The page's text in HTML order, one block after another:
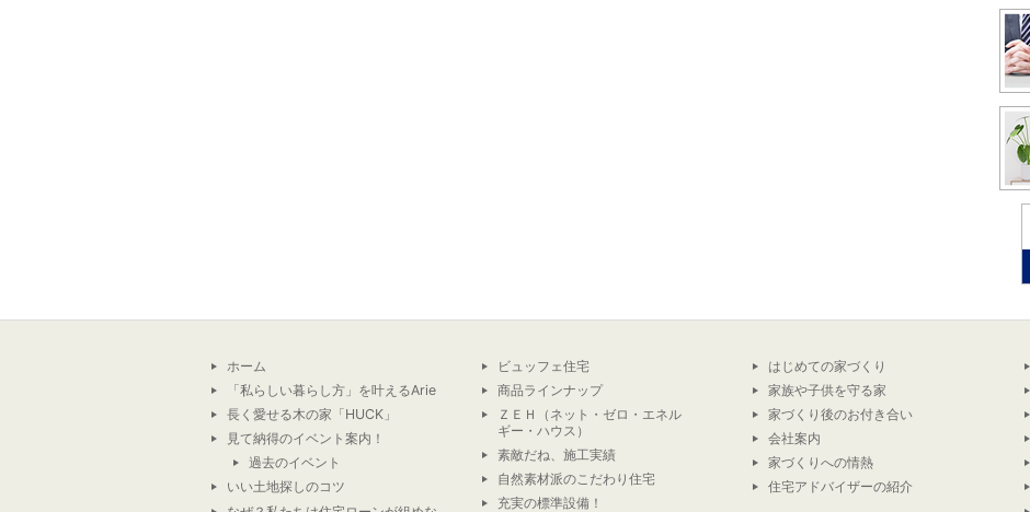
ホーム
「私らしい暮らし方」を叶えるArie
長く愛せる木の家「HUCK」
見て納得のイベント案内！
過去のイベント
いい土地探しのコツ
ビュッフェ住宅
商品ラインナップ
ＺＥＨ（ネット・ゼロ・エネル
ギー・ハウス）
素敵だね、施工実績
自然素材派のこだわり住宅
充実の標準設備！
はじめての家づくり
家族や子供を守る家
家づくり後のお付き合い
会社案内
家づくりへの情熱
住宅アドバイザーの紹介